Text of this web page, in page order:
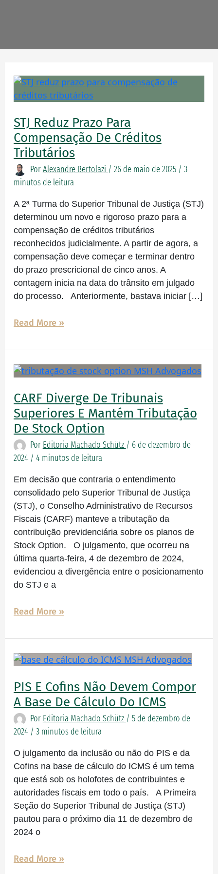
STJ Reduz Prazo Para
Compensação De Créditos
Tributários
PorAlexandre Bertolazi / 26 de maio de 2025 / 3
minutos de leitura
A 2ª Turma do Superior Tribunal de Justiça (STJ)
determinou um novo e rigoroso prazo para a
compensação de créditos tributários
reconhecidos judicialmente. A partir de agora, a
compensação deve começar e terminar dentro
do prazo prescricional de cinco anos. A
contagem inicia na data do trânsito em julgado
do processo. Anteriormente, bastava iniciar […]
STJ
reduz
para
compensação
de
créditos
tributários
Read More »
CARF Diverge De Tribunais
Superiores E Mantém Tributação
De Stock Option
Por Editoria Machado Schütz / 6 de dezembro de
2024 / 4 minutos de leitura
Em decisão que contraria o entendimento
consolidado pelo Superior Tribunal de Justiça
(STJ), o Conselho Administrativo de Recursos
Fiscais (CARF) manteve a tributação da
contribuição previdenciária sobre os planos de
Stock Option. O julgamento, que ocorreu na
última quarta-feira, 4 de dezembro de 2024,
evidenciou a divergência entre o posicionamento
do STJ e a
CARF
de
tribunais
superiores
e
mantém
tributação
de
Option
Read More »
PIS E Cofins Não Devem Compor
A Base De Cálculo Do ICMS
Por Editoria Machado Schütz / 5 de dezembro de
2024 / 3 minutos de leitura
O julgamento da inclusão ou não do PIS e da
Cofins na base de cálculo do ICMS é um tema
que está sob os holofotes de contribuintes e
autoridades fiscais em todo o país. A Primeira
Seção do Superior Tribunal de Justiça (STJ)
pautou para o próximo dia 11 de dezembro de
2024 o
PIS
Cofins
não
devem
compor
a
base
de
cálculo
do
ICMS
Read More »